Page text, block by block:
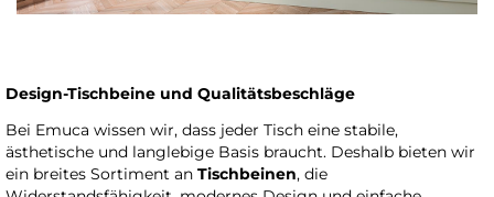
Design-Tischbeine und Qualitätsbeschläge
Bei Emuca wissen wir, dass jeder Tisch eine stabile,
ästhetische und langlebige Basis braucht. Deshalb bieten wir
ein breites Sortiment an Tischbeinen, die